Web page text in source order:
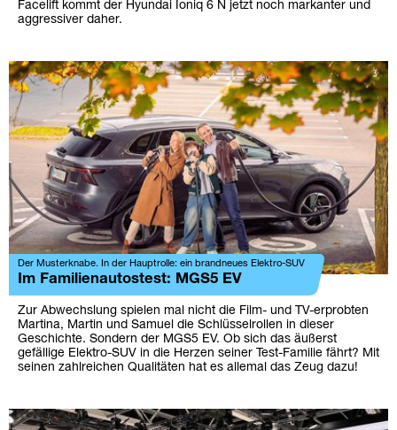
Facelift kommt der Hyundai Ioniq 6 N jetzt noch markanter und
aggressiver daher.
Der Musterknabe. In der Hauptrolle: ein brandneues Elektro-SUV
Im Familienautostest: MGS5 EV
Zur Abwechslung spielen mal nicht die Film- und TV-erprobten
Martina, Martin und Samuel die Schlüsselrollen in dieser
Geschichte. Sondern der MGS5 EV. Ob sich das äußerst
gefällige Elektro-SUV in die Herzen seiner Test-Familie fährt? Mit
seinen zahlreichen Qualitäten hat es allemal das Zeug dazu!